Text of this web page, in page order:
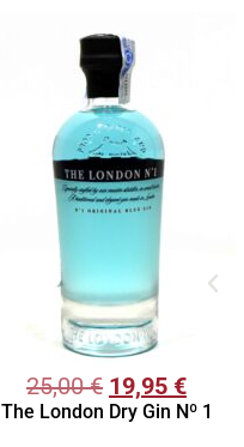
25,00€ 19,95 €
The London Dry Gin Nº 1